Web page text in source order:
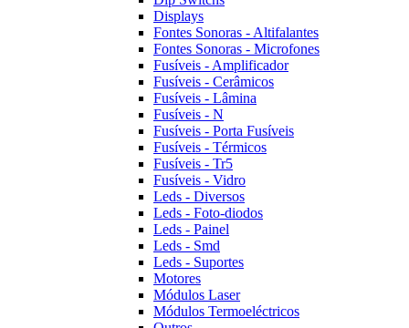
Displays
Fontes Sonoras - Altifalantes
Fontes Sonoras - Microfones
Fusíveis - Amplificador
Fusíveis - Cerâmicos
Fusíveis - Lâmina
Fusíveis - N
Fusíveis - Porta Fusíveis
Fusíveis - Térmicos
Fusíveis - Tr5
Fusíveis - Vidro
Leds - Diversos
Leds - Foto-diodos
Leds - Painel
Leds - Smd
Leds - Suportes
Motores
Módulos Laser
Módulos Termoeléctricos